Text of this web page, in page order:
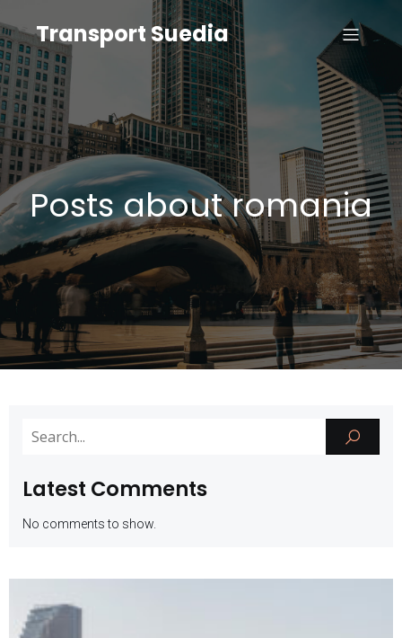
Transport Suedia
Posts about romania
Latest Comments
No comments to show.